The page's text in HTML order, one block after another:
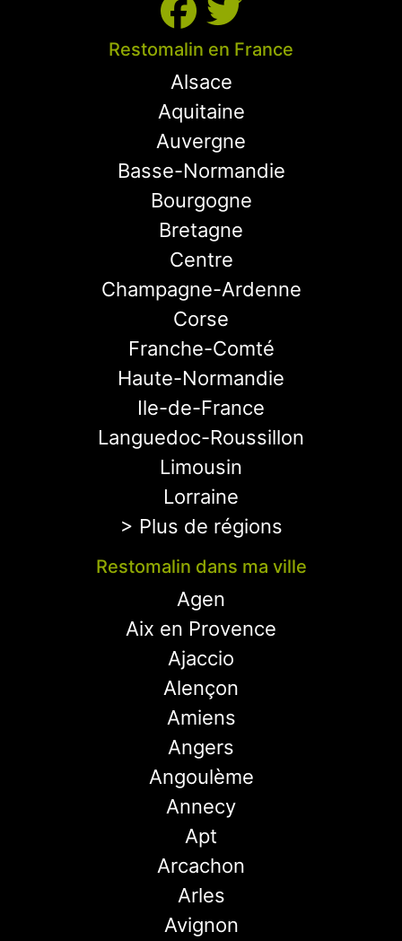
Restomalin en France
Alsace
Aquitaine
Auvergne
Basse-Normandie
Bourgogne
Bretagne
Centre
Champagne-Ardenne
Corse
Franche-Comté
Haute-Normandie
Ile-de-France
Languedoc-Roussillon
Limousin
Lorraine
> Plus de régions
Restomalin dans ma ville
Agen
Aix en Provence
Ajaccio
Alençon
Amiens
Angers
Angoulème
Annecy
Apt
Arcachon
Arles
Avignon